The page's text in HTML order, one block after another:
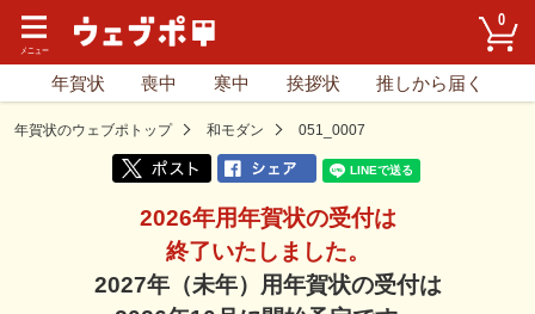
0
年賀状 喪中 寒中 挨拶状 推しから届く
年賀状のウェブポトップ 和モダン 051_0007
2026年用年賀状の受付は
終了いたしました。
2027年（未年）用年賀状の受付は